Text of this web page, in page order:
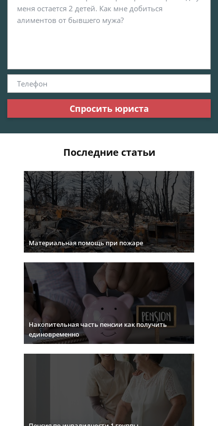
Спросить юриста
Последние статьи
Материальная помощь при пожаре
Накопительная часть пенсии как получить
единовременно